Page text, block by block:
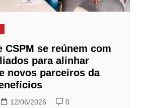
CSPM se reúnem com
para alinhar
novos parceiros da
12/06/2026 0